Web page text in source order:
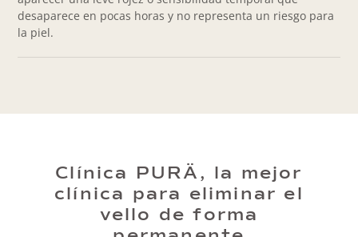
desaparece en pocas horas y no representa un riesgo para
la piel.
Clínica PURÄ, la mejor
clínica para eliminar el
vello de forma